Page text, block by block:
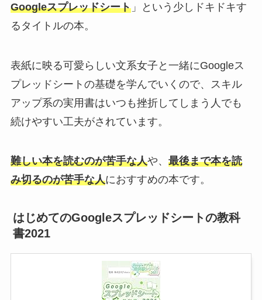
Googleスプレッドシート」という少しドキドキす
るタイトルの本。
表紙に映る可愛らしい文系女子と一緒にGoogleス
プレッドシートの基礎を学んでいくので、スキル
アップ系の実用書はいつも挫折してしまう人でも
続けやすい工夫がされています。
難しい本を読むのが苦手な人や、 最後まで本を読
み切るのが苦手な人におすすめの本です。
はじめてのGoogleスプレッドシートの教科
書2021